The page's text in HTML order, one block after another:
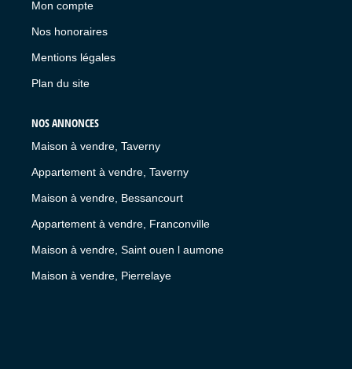
Mon compte
Nos honoraires
Mentions légales
Plan du site
NOS ANNONCES
Maison à vendre, Taverny
Appartement à vendre, Taverny
Maison à vendre, Bessancourt
Appartement à vendre, Franconville
Maison à vendre, Saint ouen l aumone
Maison à vendre, Pierrelaye